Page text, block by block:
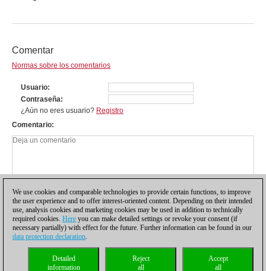
Comentar
Normas sobre los comentarios
Usuario
Contraseña
¿Aún no eres usuario? Registro
Comentario
Política de privacidad |Para contactar Cookies Management
Licencias
Compliance Hotline
We use cookies and comparable technologies to provide certain functions, to improve
the user experience and to offer interest-oriented content. Depending on their intended
use, analysis cookies and marketing cookies may be used in addition to technically
required cookies. Here you can make detailed settings or revoke your consent (if
necessary partially) with effect for the future. Further information can be found in our
data protection declaration.
Accept
all
Reject
all
Detailed
information